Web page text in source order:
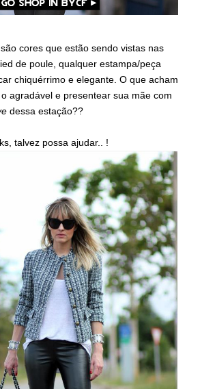
cores que estão sendo vistas nas
de poule, qualquer estampa/peça
chiquérrimo e elegante. O que acham
agradável e presentear sua mãe com
dessa estação??
talvez possa ajudar.. !